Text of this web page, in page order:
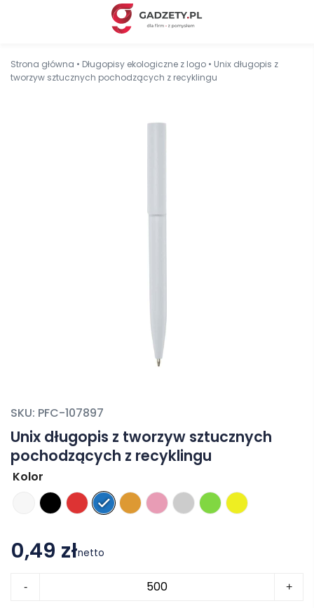
Strona główna • Długopisy ekologiczne z logo • Unix długopis z
tworzyw sztucznych pochodzących z recyklingu
Unix długopis z tworzyw sztucznych
pochodzących z recyklingu
SKU: PFC-107897
Kolor
0,49 złnetto
- +